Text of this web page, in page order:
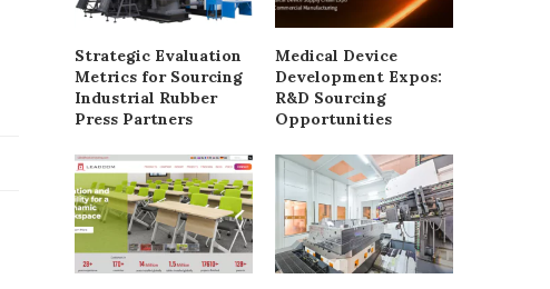
Strategic Evaluation
Metrics for Sourcing
Industrial Rubber
Press Partners
Medical Device
Development Expos:
R&D Sourcing
Opportunities